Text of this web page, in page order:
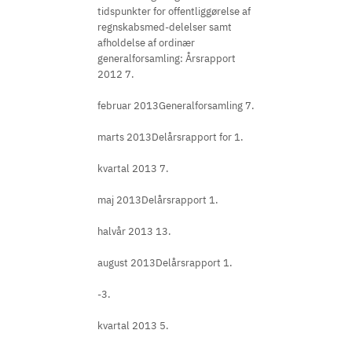
tidspunkter for offentliggørelse af
regnskabsmed-delelser samt
afholdelse af ordinær
generalforsamling: Årsrapport
2012 7.
februar 2013Generalforsamling 7.
marts 2013Delårsrapport for 1.
kvartal 2013 7.
maj 2013Delårsrapport 1.
halvår 2013 13.
august 2013Delårsrapport 1.
-3.
kvartal 2013 5.